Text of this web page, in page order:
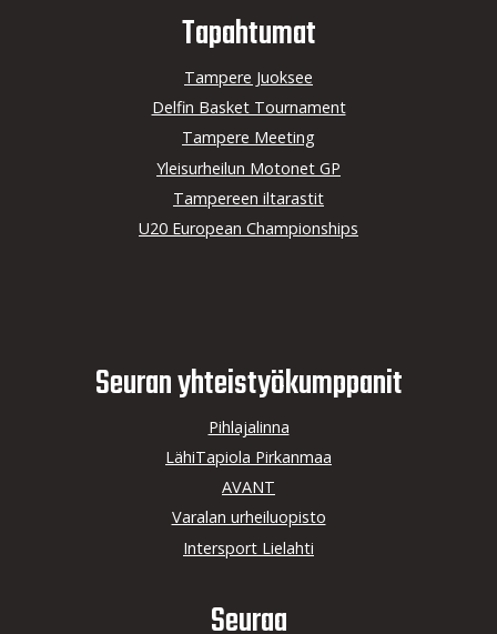
Tapahtumat
Tampere Juoksee
Delfin Basket Tournament
Tampere Meeting
Yleisurheilun Motonet GP
Tampereen iltarastit
U20 European Championships
Seuran yhteistyö­kumppanit
Pihlajalinna
LähiTapiola Pirkanmaa
AVANT
Varalan urheiluopisto
Intersport Lielahti
Seuraa